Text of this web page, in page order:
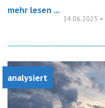
mehr lesen ...
14.06.2025 •
analysiert